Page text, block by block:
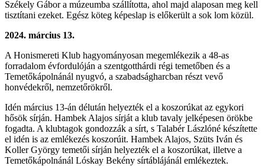
Székely Gábor a múzeumba szállította, ahol majd alaposan meg kell
tisztítani ezeket. Egész köteg képeslap is előkerült a sok lom közül.
2024. március 13.
A Honismereti Klub hagyományosan megemlékezik a 48-as
forradalom évfordulóján a szentgotthárdi régi temetőben és a
Temetőkápolnánál nyugvó, a szabadságharcban részt vevő
honvédekről, nemzetőrökről.
Idén március 13-án délután helyezték el a koszorúkat az egykori
hősök sírján. Hambek Alajos sírját a klub tavaly jelképesen örökbe
fogadta. A klubtagok gondozzák a sírt, s Talabér Lászlóné készítette
el idén is az emlékezés koszorúit. Hambek Alajos, Szüts Iván és
Koller György temetői sírján helyezték el a koszorúkat, illetve a
Temetőkápolnánál Lóskay Bekény sírtáblájánál emlékeztek.